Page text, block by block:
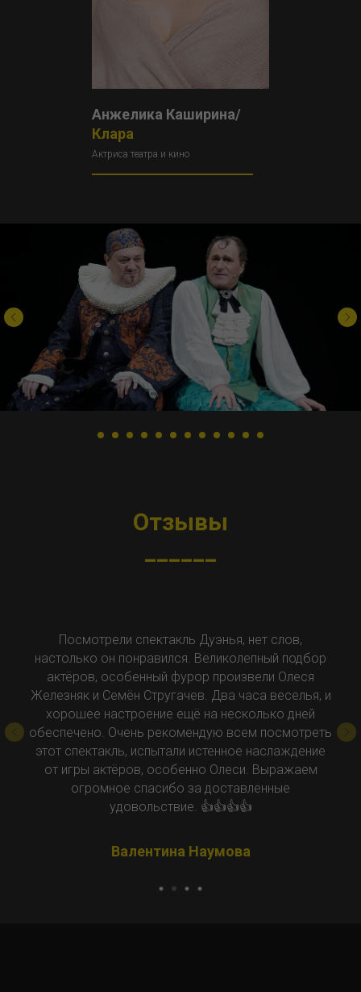
Анжелика Каширина/
Клара
Актриса театра и кино
Отзывы
подбор
и
Великолепный спектакль. Легкая,
комедия. Прекрасная игра всех
такими известными как Семён
Александр Клюквин, Олег Кассин,
Железняк.
Настоящим открытием для меня стали:
Гайдулян,-в роли Фернандо ранее
в кино, Луиса - Ольга Немогай. Клара -
Каширина. Антонио - Дмитрий
Кроме того, прекрасное исполнение
Вообщем, браво!.